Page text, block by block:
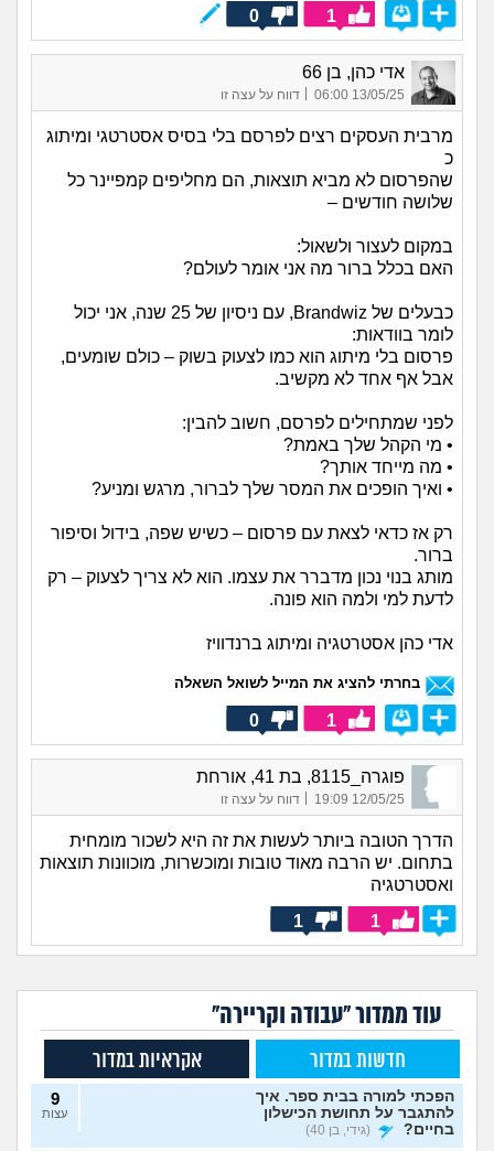
1
0
אדי כהן, בן 66
13/05/25 06:00
| דווח על עצה זו
מרבית העסקים רצים לפרסם בלי בסיס אסטרטגי ומיתוג
כ
שהפרסום לא מביא תוצאות, הם מחליפים קמפיינר כל
שלושה חודשים –
במקום לעצור ולשאול:
האם בכלל ברור מה אני אומר לעולם?
כבעלים של Brandwiz, עם ניסיון של 25 שנה, אני יכול
לומר בוודאות:
פרסום בלי מיתוג הוא כמו לצעוק בשוק – כולם שומעים,
אבל אף אחד לא מקשיב.
לפני שמתחילים לפרסם, חשוב להבין:
• מי הקהל שלך באמת?
• מה מייחד אותך?
• ואיך הופכים את המסר שלך לברור, מרגש ומניע?
רק אז כדאי לצאת עם פרסום – כשיש שפה, בידול וסיפור
ברור.
מותג בנוי נכון מדברר את עצמו. הוא לא צריך לצעוק – רק
לדעת למי ולמה הוא פונה.
אדי כהן אסטרטגיה ומיתוג ברנדוויז
בחרתי להציג את המייל לשואל השאלה
1
0
פוגרה_8115, בת 41, אורחת
12/05/25 19:09
| דווח על עצה זו
הדרך הטובה ביותר לעשות את זה היא לשכור מומחית
בתחום. יש הרבה מאוד טובות ומוכשרות, מוכוונות תוצאות
ואסטרטגיה
1
1
עוד ממדור "עבודה וקריירה"
חדשות במדור אקראיות במדור
הפכתי למורה בבית ספר. איך
להתגבר על תחושת הכישלון
בחיים?
(גידי, בן 40)
9
עצות